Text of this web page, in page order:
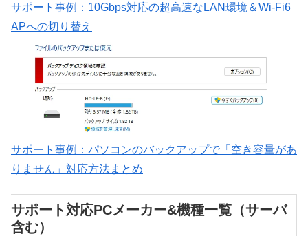
サポート事例：10Gbps対応の超高速なLAN環境＆Wi-Fi6
APへの切り替え
サポート事例：パソコンのバックアップで「空き容量があ
りません」対応方法まとめ
サポート対応PCメーカー&機種一覧（サーバ
含む）